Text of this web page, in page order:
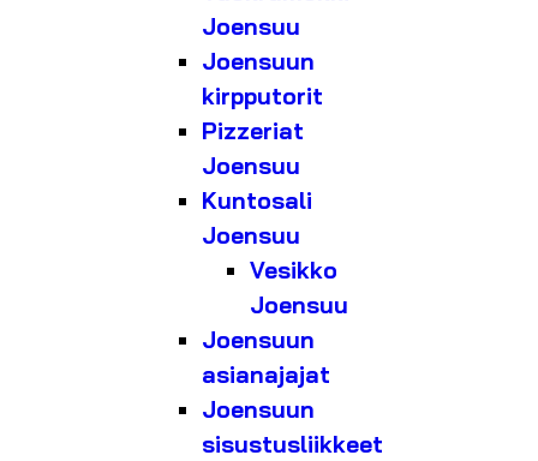
Joensuu
Joensuun
kirpputorit
Pizzeriat
Joensuu
Kuntosali
Joensuu
Vesikko
Joensuu
Joensuun
asianajajat
Joensuun
sisustusliikkeet